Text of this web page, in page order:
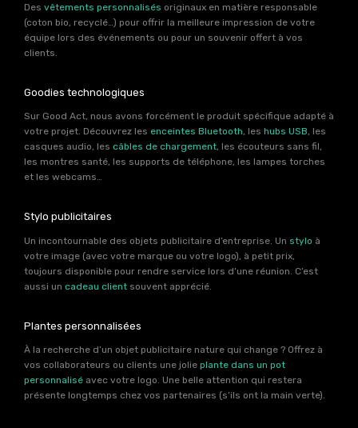
Des vêtements personnalisés originaux en matière responsable
(coton bio, recyclé…) pour offrir la meilleure impression de votre
équipe lors des événements ou pour un souvenir offert à vos
clients.
Goodies technologiques
Sur Good Act, nous avons forcément le produit spécifique adapté à
votre projet. Découvrez les enceintes Bluetooth, les hubs USB, les
casques audio, les câbles de chargement, les écouteurs sans fil,
les montres santé, les supports de téléphone, les lampes torches
et les webcams…
Stylo publicitaires
Un incontournable des objets publicitaire d’entreprise. Un stylo à
votre image (avec votre marque ou votre logo), à petit prix,
toujours disponible pour rendre service lors d’une réunion. C’est
aussi un cadeau client souvent apprécié.
Plantes personnalisées
À la recherche d’un objet publicitaire nature qui change ? Offrez à
vos collaborateurs ou clients une jolie plante dans un pot
personnalisé avec votre logo. Une belle attention qui restera
présente longtemps chez vos partenaires (s’ils ont la main verte).